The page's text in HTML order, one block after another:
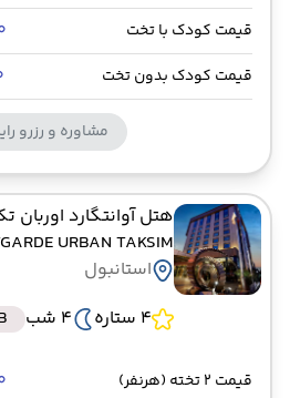
قیمت کودک با تخت
قیمت کودک بدون تخت
مشاوره و رزرو
هتل آوانتگارد اوربان
URBAN TAKSIM
استانبول
4 ستاره
4 شب
قیمت 2 تخته (هرنفر)